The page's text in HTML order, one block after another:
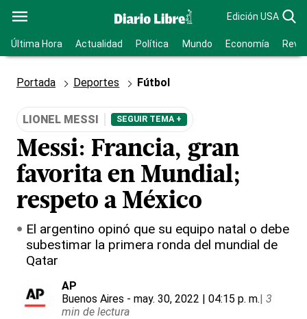
Edición USA
Última Hora Actualidad Política Mundo Economía
Portada Deportes Fútbol
LIONEL MESSI SEGUIR TEMA +
Messi: Francia, gran
favorita en Mundial;
respeto a México
El argentino opinó que su equipo natal o debe
subestimar la primera ronda del mundial de
Qatar
AP
Buenos Aires - may. 30, 2022 | 04:15 p. m.| 3
min de lectura